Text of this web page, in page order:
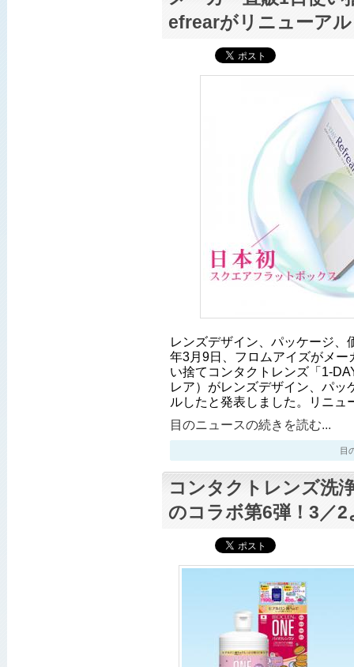
efrearがリニューアル
レンズデザイン、パッケージ
年3月9日、フロムアイズがメ
い捨てコンタクトレンズ「1-
レア）がレンズデザイン、パッ
ルしたと発表しました。リニ
目のニュースの続きを読む...
目
コンタクトレンズ洗
のコラボ第6弾！3／2